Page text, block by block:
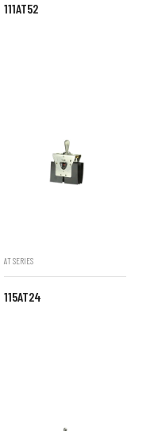
111AT52
AT SERIES
115AT24